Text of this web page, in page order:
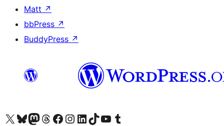
Matt ↗
bbPress ↗
BuddyPress ↗
Odwiedź nasze konto X (dawniej Twitter)
Odwiedź nasze konto Bluesky
Odwiedź nasze konto na Mastodoncie
Odwiedź naszego Threadsa
Odwiedź naszego Facebooka
Odwiedź nasze konto na Instagramie
Odwiedź nasze konto na LinkedIn
Odwiedź naszego TikToka
Odwiedź nasz kanał YouTube
Odwiedź naszego Tumblra